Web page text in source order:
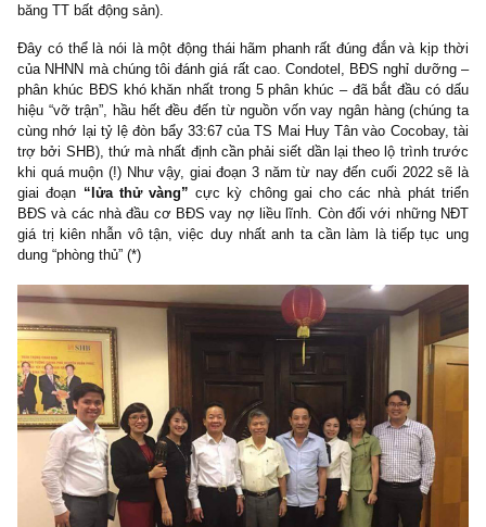
Cụ thể, ngày 15/11/2019, Ngân hàng Nhà nước đã ban hành
số 22/2019, quy định lộ trình giảm dần tỷ lệ tối đa của nguồn vốn
hạn được sử dụng để cho vay vốn trung dài hạn: 01/01/2020-30/
là 40%; đến 30/9/2021 là 37%; đến 01/10/2022 là 30%. (đây
trung bình lịch sử, NHNN từng nới lỏng thành 60% năm 2014
băng TT bất động sản).
Đây có thể là nói là một động thái hãm phanh rất đúng đắn và
của NHNN mà chúng tôi đánh giá rất cao. Condotel, BĐS nghỉ
phân khúc BĐS khó khăn nhất trong 5 phân khúc – đã bắt đầu
cùng nhớ lại tỷ lệ đòn bẩy 33:67 của TS Mai Huy Tân vào
trợ bởi SHB), thứ mà nhất định cần phải siết dần lại theo lộ trình
khi quá muộn (!) Như vậy, giai đoạn 3 năm từ nay đến cuối 2022
giai đoạn“lửa thử vàng” cực kỳ chông gai cho các nhà phát
BĐS và các nhà đầu cơ BĐS vay nợ liều lĩnh. Còn đối với
giá trị kiên nhẫn vô tận, việc duy nhất anh ta cần làm là tiếp
dung “phòng thủ” (*)